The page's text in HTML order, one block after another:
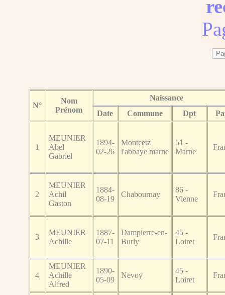
N°
Nom
Prénom
Naissance
Date
Commune Dpt
1
MEUNIER
Abel
Gabriel
1894-
02-26
Montcetz
l'abbaye marne
51 -
Marne
2
MEUNIER
Achil
Gaston
1884-
08-19
Chabournay
86 -
Vienne
3
MEUNIER
Achille
1887-
07-11
Dampierre-en-
Burly
45 -
Loiret
4
MEUNIER
Achille
Alfred
1890-
05-09
Nevoy
45 -
Loiret